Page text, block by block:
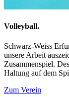
Volleyball.
Schwarz-Weiss
unsere Arbeit
Zusammenspiel.
Haltung auf dem
Zum Verein